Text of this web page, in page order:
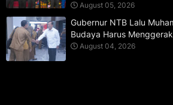
August 05, 2026
Gubernur NTB Lalu
Budaya Harus
August 04, 2026